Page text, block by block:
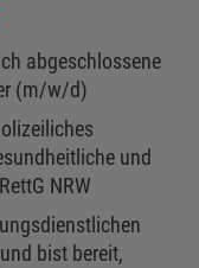
abgeschlossene
(m/w/d)
und
NRW
bist bereit,